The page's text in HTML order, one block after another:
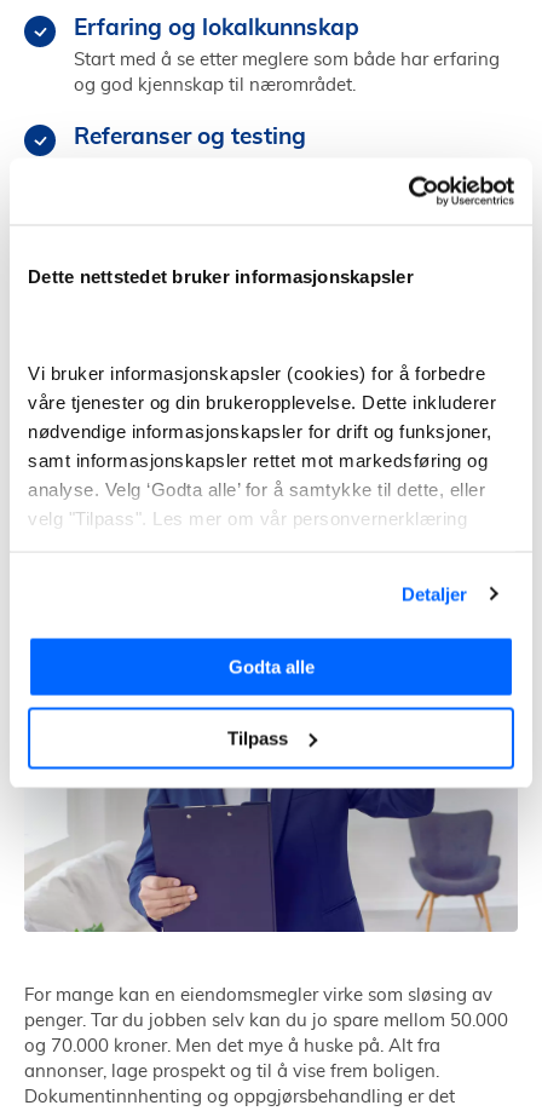
Dette nettstedet bruker informasjonskapsler
Vi bruker informasjonskapsler (cookies) for å forbedre
våre tjenester og din brukeropplevelse. Dette inkluderer
nødvendige informasjonskapsler for drift og funksjoner,
samt informasjonskapsler rettet mot markedsføring og
analyse. Velg ‘Godta alle’ for å samtykke til dette, eller
velg "Tilpass". Les mer om vår personvernerklæring
Detaljer
Godta alle
Tilpass
Erfaring og lokalkunnskap
Start med å se etter meglere som både har erfaring
og god kjennskap til nærområdet.
Referanser og testing
Velg en megler som du kommuniserer godt med og
Finn megler i Mysen
Å selge bolig selv
For mange kan en eiendomsmegler virke som sløsing av
penger. Tar du jobben selv kan du jo spare mellom 50.000
og 70.000 kroner. Men det mye å huske på. Alt fra
annonser, lage prospekt og til å vise frem boligen.
Dokumentinnhenting og oppgjørsbehandling er det